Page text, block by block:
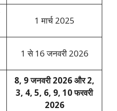
1 मार्च 2025
1 से 16 जनवरी 2026
8, 9 जनवरी 2026 और 2,
3, 4, 5, 6, 9, 10 फरवरी
2026